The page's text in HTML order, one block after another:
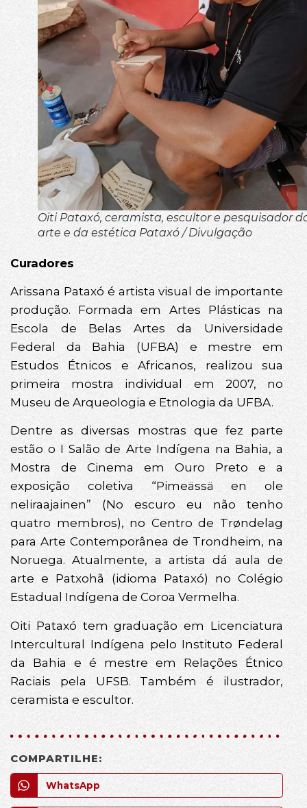
Oiti Pataxó, ceramista, escultor e pesquisador
arte e da estética Pataxó / Divulgação
Curadores
Arissana Pataxó é artista visual de importante
produção. Formada em Artes Plásticas na
Escola de Belas Artes da Universidade
Federal da Bahia (UFBA) e mestre em
Estudos Étnicos e Africanos, realizou sua
primeira mostra individual em 2007, no
Museu de Arqueologia e Etnologia da UFBA.
Dentre as diversas mostras que fez parte
estão o I Salão de Arte Indígena na Bahia, a
Mostra de Cinema em Ouro Preto e a
exposição coletiva “Pimeässä en ole
neliraajainen” (No escuro eu não tenho
quatro membros), no Centro de Trøndelag
para Arte Contemporânea de Trondheim, na
Noruega. Atualmente, a artista dá aula de
arte e Patxohã (idioma Pataxó) no Colégio
Estadual Indígena de Coroa Vermelha.
Oiti Pataxó tem graduação em Licenciatura
Intercultural Indígena pelo Instituto Federal
da Bahia e é mestre em Relações Étnico
Raciais pela UFSB. Também é ilustrador,
ceramista e escultor.
COMPARTILHE:
WhatsApp